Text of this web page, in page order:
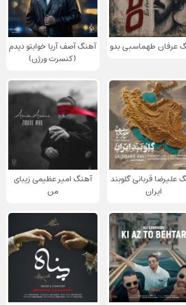
عرفان طهماسبی بدو
آهنگ آصف آریا خوابتو دیدم
(کنسرت ورژن)
علیرضا قربانی گلوبند
ایران
آهنگ امیر عظیمی زیبای
من